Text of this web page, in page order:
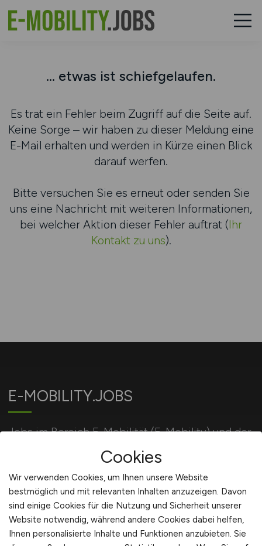
... etwas ist schiefgelaufen.
Es trat ein Fehler beim Zugriff auf die Seite auf.
Keine Sorge – wir haben zu dieser Meldung eine
E-Mail erhalten und werden in Kürze einen Blick
darauf werfen.
Bitte versuchen Sie es erneut oder senden Sie
uns eine Nachricht mit weiteren Informationen,
bei welcher Aktion dieser Fehler auftrat (Ihr
Kontakt zu uns).
E-MOBILITY.JOBS
Jobs im Bereich E-Mobilität (E-Mobility) und der
Für Arbeitgeber
Stellenanzeigen schalten
Cookies
Wir verwenden Cookies, um Ihnen unsere Website
bestmöglich und mit relevanten Inhalten anzuzeigen. Davon
sind einige Cookies für die Nutzung und Sicherheit unserer
Website notwendig, während andere Cookies dabei helfen,
Ihnen personalisierte Inhalte und Funktionen anzubieten. Sie